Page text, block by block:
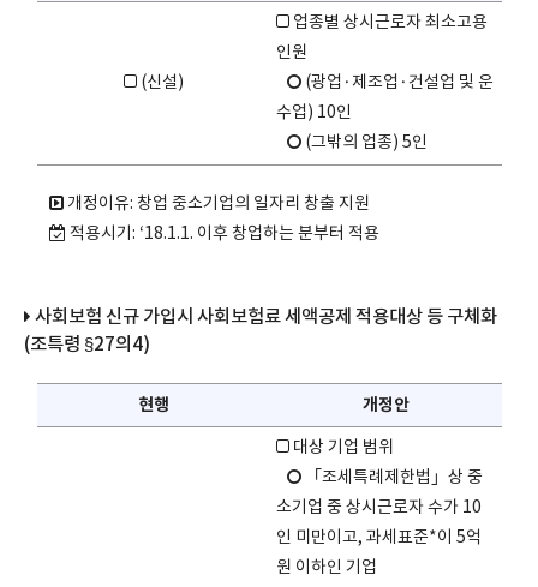
(신설)
업종별 상시근로자 최소고용
인원
(광업·제조업·건설업 및 운
수업) 10인
(그밖의 업종) 5인
개정이유: 창업 중소기업의 일자리 창출 지원
적용시기: ‘18.1.1. 이후 창업하는 분부터 적용
사회보험 신규 가입시 사회보험료 세액공제 적용대상 등 구체화
(조특령 §27의4)
현행 개정안
대상 기업 범위
「조세특례제한법」상 중
소기업 중 상시근로자 수가 10
인 미만이고, 과세표준*이 5억
원 이하인 기업